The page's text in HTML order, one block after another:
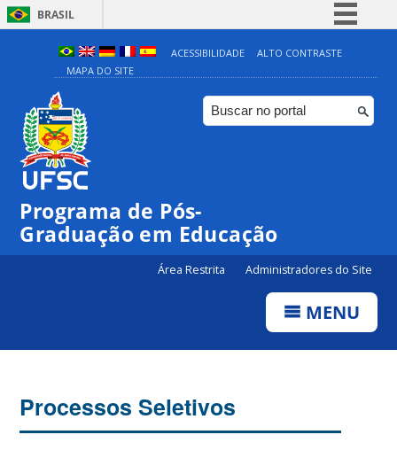
BRASIL
Simplifique!
Comunica BR
Participe
ACESSIBILIDADE
ALTO CONTRASTE
MAPA DO SITE
Programa de Pós-
Graduação em Educação
Área Restrita Administradores do Site
MENU
Processos Seletivos